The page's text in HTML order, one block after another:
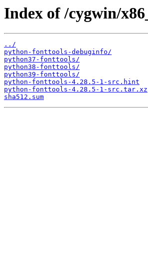
Index of /cygwin/
../
python-fonttools-debuginfo/
python37-fonttools/
python38-fonttools/
python39-fonttools/
python-fonttools-4.28.5-1-src.hint
python-fonttools-4.28.5-1-src.tar.xz
sha512.sum